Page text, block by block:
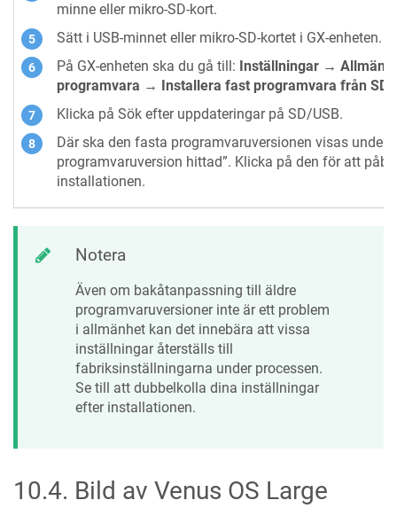
minne eller mikro-SD-kort.
Sätt i USB-minnet eller mikro-SD-kortet i GX-enheten.
På GX-enheten ska du gå till: Inställningar →
programvara → Installera fast programvara från SD/
Klicka på Sök efter uppdateringar på SD/USB.
Där ska den fasta programvaruversionen visas under
programvaruversion hittad”. Klicka på den för att
installationen.
Notera
Även om bakåtanpassning till äldre
programvaruversioner inte är ett problem
i allmänhet kan det innebära att vissa
inställningar återställs till
fabriksinställningarna under processen.
Se till att dubbelkolla dina inställningar
efter installationen.
10.4. Bild av Venus OS Large